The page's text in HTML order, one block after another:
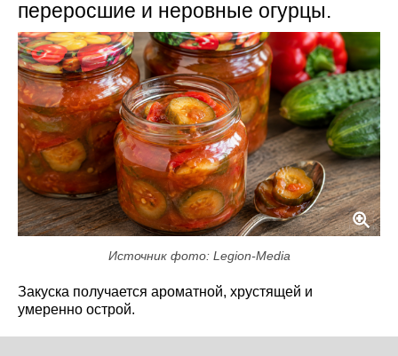
переросшие и неровные огурцы.
Источник фото: Legion-Media
Закуска получается ароматной, хрустящей и
умеренно острой.